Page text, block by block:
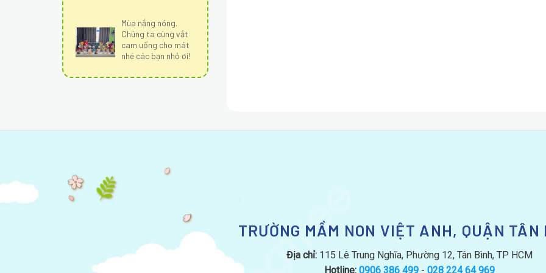
Mùa nắng nóng.
Chúng ta cùng vắt
cam uống cho mát
nhé các bạn nhỏ ơi!
TRƯỜNG MẦM NON VIỆT ANH, QUẬN TÂN
Địa chỉ: 115 Lê Trung Nghĩa, Phường 12, Tân Bình, TP HCM
Hotline: 0906 386 499 - 028 224 64 969